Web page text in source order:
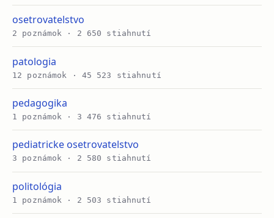
osetrovatelstvo
2 poznámok · 2 650 stiahnutí
patologia
12 poznámok · 45 523 stiahnutí
pedagogika
1 poznámok · 3 476 stiahnutí
pediatricke osetrovatelstvo
3 poznámok · 2 580 stiahnutí
politológia
1 poznámok · 2 503 stiahnutí